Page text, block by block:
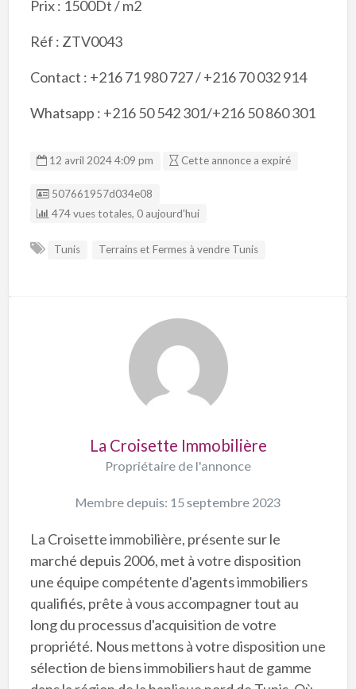
Prix : 1500Dt / m2
Réf : ZTV0043
Contact : +216 71 980 727 / +216 70 032 914
Whatsapp : +216 50 542 301/+216 50 860 301
12 avril 2024 4:09 pm Cette annonce a expiré
Listing ID
507661957d034e08
474 vues totales, 0 aujourd'hui
Tunis Terrains et Fermes à vendre Tunis
La Croisette Immobilière
Propriétaire de l'annonce
Membre depuis: 15 septembre 2023
La Croisette immobilière, présente sur le
marché depuis 2006, met à votre disposition
une équipe compétente d'agents immobiliers
qualifiés, prête à vous accompagner tout au
long du processus d'acquisition de votre
propriété. Nous mettons à votre disposition une
sélection de biens immobiliers haut de gamme